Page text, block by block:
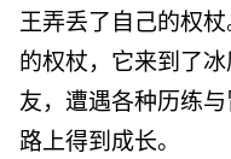
王弄丢了自己的权
的权杖，它来到了
友，遭遇各种历练
路上得到成长。